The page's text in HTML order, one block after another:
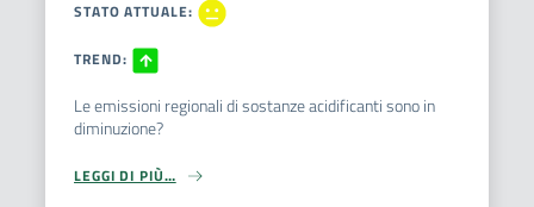
STATO ATTUALE:
TREND:
Le emissioni regionali di sostanze acidificanti sono in
diminuzione?
LEGGI DI PIÙ…